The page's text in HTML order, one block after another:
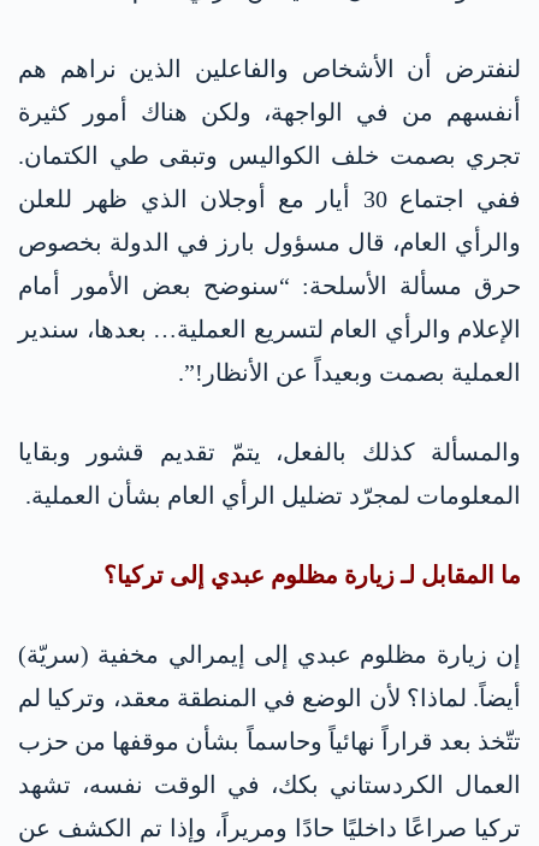
لنفترض أن الأشخاص والفاعلين الذين نراهم هم
أنفسهم من في الواجهة، ولكن هناك أمور كثيرة
تجري بصمت خلف الكواليس وتبقى طي الكتمان.
ففي اجتماع 30 أيار مع أوجلان الذي ظهر للعلن
والرأي العام، قال مسؤول بارز في الدولة بخصوص
حرق مسألة الأسلحة: “سنوضح بعض الأمور أمام
الإعلام والرأي العام لتسريع العملية… بعدها، سندير
العملية بصمت وبعيداً عن الأنظار!”.
والمسألة كذلك بالفعل، يتمّ تقديم قشور وبقايا
المعلومات لمجرّد تضليل الرأي العام بشأن العملية.
ما المقابل لـ زيارة مظلوم عبدي إلى تركيا؟
إن زيارة مظلوم عبدي إلى إيمرالي مخفية (سريّة)
أيضاً. لماذا؟ لأن الوضع في المنطقة معقد، وتركيا لم
تتّخذ بعد قراراً نهائياً وحاسماً بشأن موقفها من حزب
العمال الكردستاني بكك، في الوقت نفسه، تشهد
تركيا صراعًا داخليًا حادًا ومريراً، وإذا تم الكشف عن